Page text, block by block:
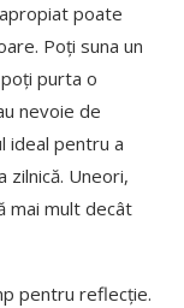
poate
Poți suna un
purta o
nevoie de
ideal pentru a
Uneori,
mai mult decât
pentru reflecție.